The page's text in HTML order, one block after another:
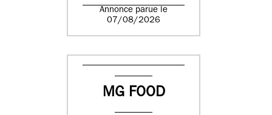
Annonce parue le
07/08/2026
MG FOOD